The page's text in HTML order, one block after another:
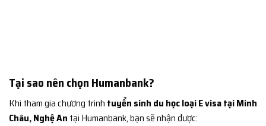
Tại sao nên chọn Humanbank?
Khi tham gia chương trình tuyển sinh du học loại E visa tại Minh
Châu, Nghệ An tại Humanbank, bạn sẽ nhận được: